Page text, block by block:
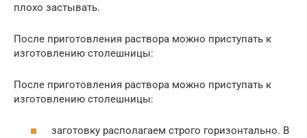
плохо застывать.
После приготовления раствора можно приступать к
изготовлению столешницы:
После приготовления раствора можно приступать к
изготовлению столешницы:
заготовку располагаем строго горизонтально. В